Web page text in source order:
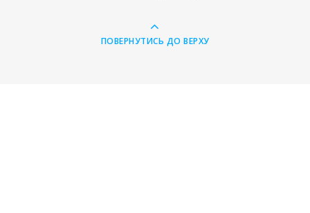
ПОВЕРНУТИСЬ ДО ВЕРХУ